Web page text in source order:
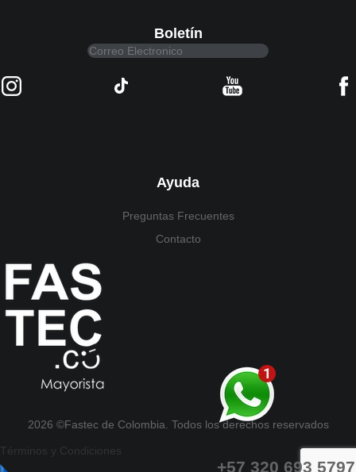
Boletín
Ayuda
Preguntas Frecuentes
Contacto
2026 ©Fastec de Colombia. Todos los derechos reservados
Términos y Condiciones
+57 320 693 5797